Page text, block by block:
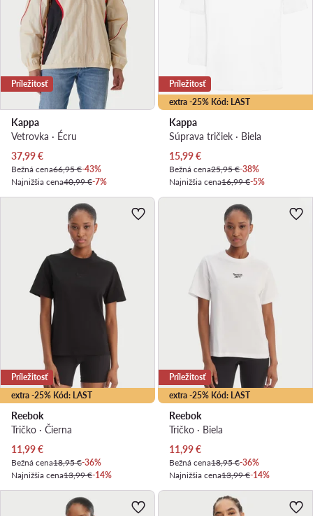
Príležitosť
Kappa
Vetrovka · Écru
Aktuálna cena
37,99€
Bežná cena66,95 €-43%
Najnižšia cena40,99 €-7%
extra -25% Kód: LAST
Príležitosť
Kappa
Súprava tričiek · Biela
Aktuálna cena
15,99€
Bežná cena25,95 €-38%
Najnižšia cena16,99 €-5%
extra -25% Kód: LAST
Príležitosť
Reebok
Tričko · Čierna
Aktuálna cena
11,99€
Bežná cena18,95 €-36%
Najnižšia cena13,99 €-14%
extra -25% Kód: LAST
Príležitosť
Reebok
Tričko · Biela
Aktuálna cena
11,99€
Bežná cena18,95 €-36%
Najnižšia cena13,99 €-14%